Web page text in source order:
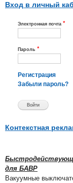
Вход в личный
Электронная почта *
Пароль *
Регистрация
Забыли пароль?
Контекстная
для БАВР
Вакуумные